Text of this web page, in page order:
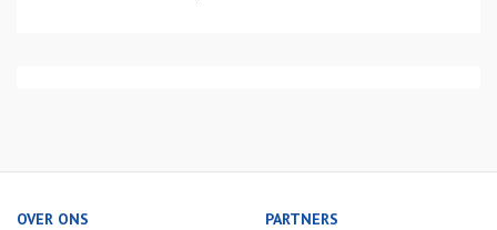
OVER ONS PARTNERS